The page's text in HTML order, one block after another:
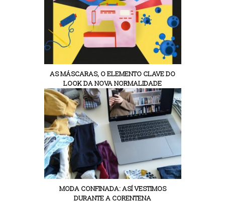
AS MÁSCARAS, O ELEMENTO CLAVE DO
LOOK DA NOVA NORMALIDADE
MODA CONFINADA: ASÍ VESTIMOS
DURANTE A CORENTENA